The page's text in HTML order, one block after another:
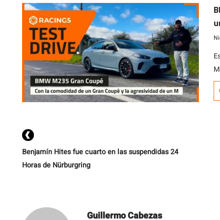
Benjamín Hites fue cuarto en las suspendidas 24
Horas de Nürburgring
Guillermo Cabezas